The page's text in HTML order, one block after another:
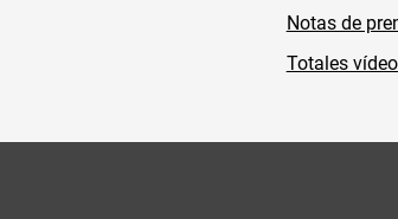
Notas de
Totales